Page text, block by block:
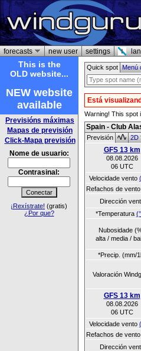
forecasts new user settings
This is the
OLD website...
NEW website
available
Previsións máximas
Mapas de previsión
Click-Mapa previsión
Nome de usuario:
Contrasinal:
¡Rexístrate! (gratis)
¿Por que?
Quick spot Menú
Está
Warning! This spot
Spain - Club
Previsión
2D
GFS 13 km
08.08.2026
06 UTC
Velocidade vento
Refachos de vento
Dirección
*Temperatura
Nubosidade
alta / media /
*Precip. (mm/
Valoración
GFS 13 km
08.08.2026
06 UTC
Velocidade vento
Refachos de vento
Dirección